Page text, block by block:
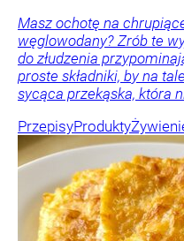
Masz ochotę na
węglowodany? Zrób te
do złudzenia
proste składniki, by na
sycąca przekąska, która
PrzepisyProdukty